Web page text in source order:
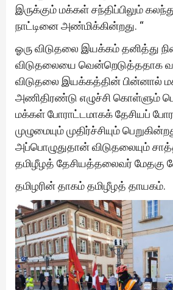
இருக்கும் மக்கள் சந்திப்பிலும்
நாட்டினை அண்மிக்கின்றது. “
ஓரு விடுதலை இயக்கம் தனித்து
விடுதலையை வென்றெடுத்ததாக
விடுதலை இயக்கத்தின் பின்னால்
அணிதிரண்டு எழுச்சி கொள்ளும்
மக்கள் போராட்டமாகக் தேசியப்
முழுமையும் முதிர்ச்சியும்
அப்பொழுதுதான் விடுதலையும்
தமிழீழத் தேசியத்தலைவர் மேதகு
தமிழரின் தாகம் தமிழீழத் தாயகம்.